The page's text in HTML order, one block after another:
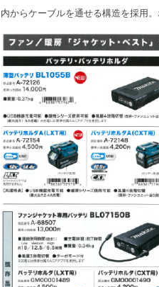
内からケーブルを通せる構造を採用